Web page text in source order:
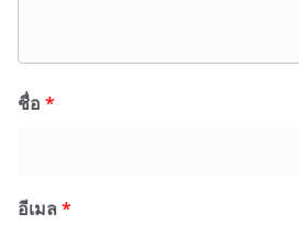
ชื่อ *
อีเมล *